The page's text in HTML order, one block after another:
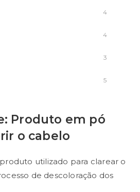
4
4
3
5
Produto em pó
o cabelo
utilizado para clarear o
de descoloração dos